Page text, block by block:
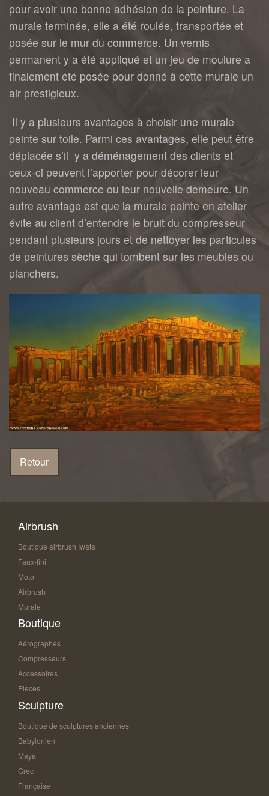
pour avoir une bonne adhésion de la peinture. La
murale terminée, elle a été roulée, transportée et
posée sur le mur du commerce. Un vernis
permanent y a été appliqué et un jeu de moulure a
finalement été posée pour donné à cette murale un
air prestigieux.
Il y a plusieurs avantages à choisir une murale
peinte sur toile. Parmi ces avantages, elle peut être
déplacée s’il y a déménagement des clients et
ceux-ci peuvent l’apporter pour décorer leur
nouveau commerce ou leur nouvelle demeure. Un
autre avantage est que la murale peinte en atelier
évite au client d’entendre le bruit du compresseur
pendant plusieurs jours et de nettoyer les particules
de peintures sèche qui tombent sur les meubles ou
planchers.
Airbrush
Boutique airbrush Iwata
Faux-fini
Moto
Airbrush
Murale
Boutique
Aérographes
Compresseurs
Accessoires
Pieces
Sculpture
Boutique de sculptures anciennes
Babylonien
Maya
Grec
Française